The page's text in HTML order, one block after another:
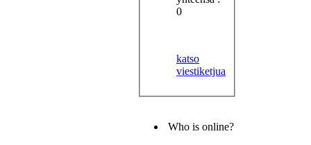
0
katso
viestiketjua
Who is online?